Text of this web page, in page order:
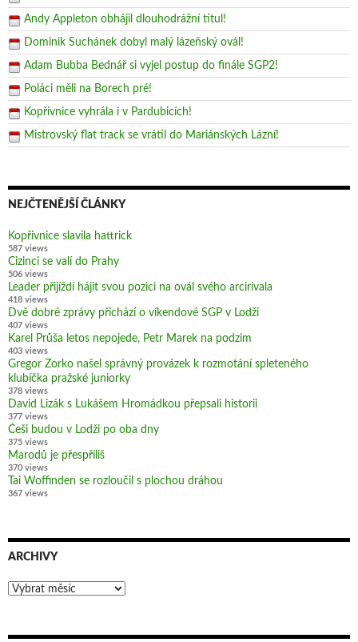
Andy Appleton obhájil dlouhodrážní titul!
Dominik Suchánek dobyl malý lázeňský ovál!
Adam Bubba Bednář si vyjel postup do finále SGP2!
Poláci měli na Borech pré!
Kopřivnice vyhrála i v Pardubicích!
Mistrovský flat track se vrátil do Mariánských Lázní!
NEJČTENĚJŠÍ ČLÁNKY
Kopřivnice slavila hattrick
587 views
Cizinci se valí do Prahy
506 views
Leader přijíždí hájit svou pozici na ovál svého arcirivala
418 views
Dvě dobré zprávy přichází o víkendové SGP v Lodži
407 views
Karel Průša letos nepojede, Petr Marek na podzim
403 views
Gregor Zorko našel správný provázek k rozmotání spleteného
klubíčka pražské juniorky
378 views
David Lizák s Lukášem Hromádkou přepsali historii
377 views
Češi budou v Lodži po oba dny
375 views
Marodů je přespříliš
370 views
Tai Woffinden se rozloučil s plochou dráhou
367 views
ARCHIVY
Archivy